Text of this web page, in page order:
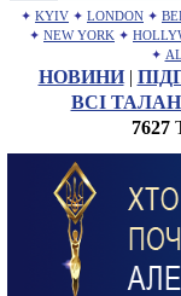
✦ KYIV ✦ LONDON ✦
✦ NEW YORK ✦
✦
НОВИНИ|
ВСІ
7627